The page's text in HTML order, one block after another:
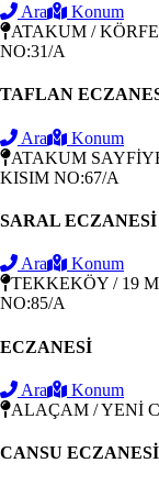
Ara
Konum
ATAKUM /
NO:31/A
TAFLAN
Ara
Konum
ATAKUM
KISIM NO:67/A
SARAL ECZANESİ
Ara
Konum
TEKKEKÖY / 19
NO:85/A
ECZANESİ
Ara
Konum
ALAÇAM / YENİ
CANSU ECZANESİ